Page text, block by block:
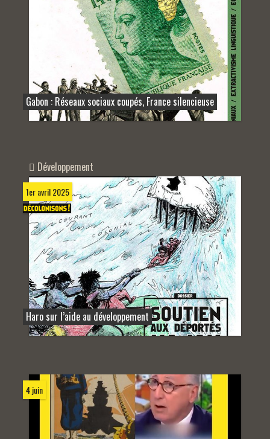
Gabon : Réseaux sociaux coupés, France silencieuse
Développement
1er avril 2025
Haro sur l’aide au développement
4 juin